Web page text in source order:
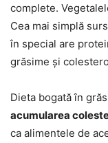
complete.
Cea mai simplă
în special are
grăsime și
Dieta bogată în
acumularea
ca alimentele de